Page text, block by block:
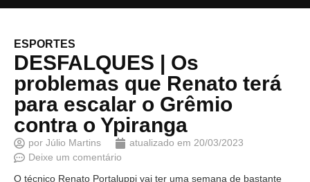
ESPORTES
DESFALQUES | Os
problemas que Renato terá
para escalar o Grêmio
contra o Ypiranga
por Júlio Martins atualizado em 20/03/2023
Deixe um comentário
O técnico Renato Portaluppi vai ter uma semana de bastante